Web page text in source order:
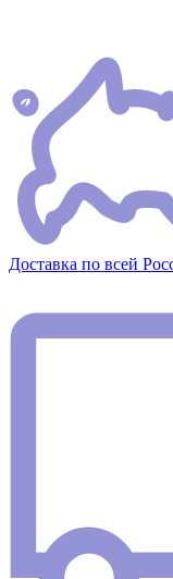
Доставка по всей